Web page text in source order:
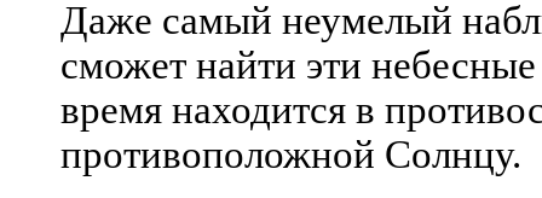
Даже самый неумелый
сможет найти эти
время находится в
противоположной Солнцу.